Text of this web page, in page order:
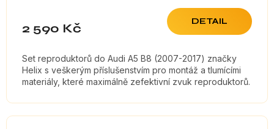
2 590 Kč DETAIL
Set reproduktorů do Audi A5 B8 (2007-2017) značky
Helix s veškerým příslušenstvím pro montáž a tlumícími
materiály, které maximálně zefektivní zvuk reproduktorů.